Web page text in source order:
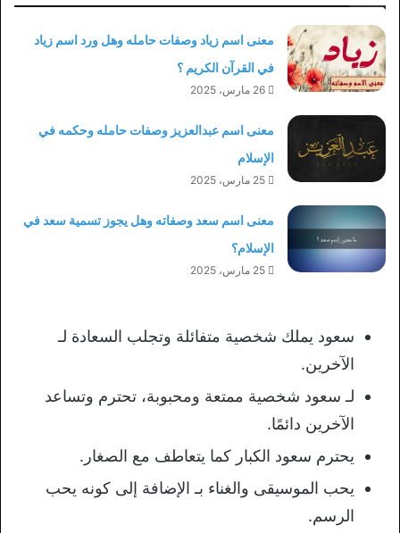
معنى اسم زياد وصفات حامله وهل ورد اسم زياد
في القرآن الكريم ؟
26 مارس، 2025
معنى اسم عبدالعزيز وصفات حامله وحكمه في
الإسلام
25 مارس، 2025
معنى اسم سعد وصفاته وهل يجوز تسمية سعد في
الإسلام؟
25 مارس، 2025
سعود يملك شخصية متفائلة وتجلب السعادة لـ
الآخرين.
لـ سعود شخصية ممتعة ومحبوبة، تحترم وتساعد
الآخرين دائمًا.
يحترم سعود الكبار كما يتعاطف مع الصغار.
يحب الموسيقى والغناء بـ الإضافة إلى كونه يحب
الرسم.